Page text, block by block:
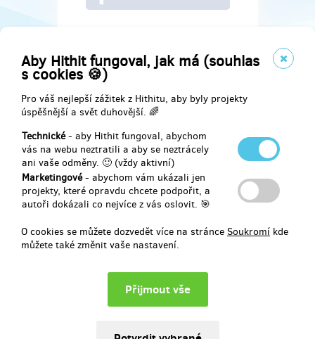
Aby Hithit fungoval, jak má (souhlas
s cookies 🍪)
Pro váš nejlepší zážitek z Hithitu, aby byly projekty
úspěšnější a svět duhovější. 🌈
Technické- aby Hithit fungoval, abychom
vás na webu neztratili a aby se neztrácely
ani vaše odměny. 🙂 (vždy aktivní)
Marketingové- abychom vám ukázali jen
projekty, které opravdu chcete podpořit, a
autoři dokázali co nejvíce z vás oslovit. 🎯
O cookies se můžete dozvedět více na stránce Soukromí kde
můžete také změnit vaše nastavení.
Najdete nás na